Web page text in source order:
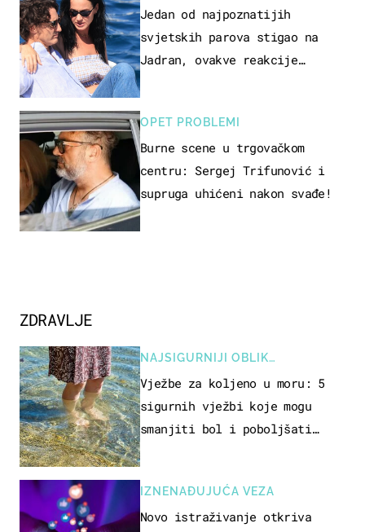
Jedan od najpoznatijih
svjetskih parova stigao na
Jadran, ovakve reakcije
OPET PROBLEMI
Burne scene u trgovačkom
centru: Sergej Trifunović i
supruga uhićeni nakon svađe!
ZDRAVLJE
NAJSIGURNIJI OBLIK
REKREACIJE
Vježbe za koljeno u moru: 5
sigurnih vježbi koje mogu
smanjiti bol i poboljšati
IZNENAĐUJUĆA VEZA
Novo istraživanje otkriva